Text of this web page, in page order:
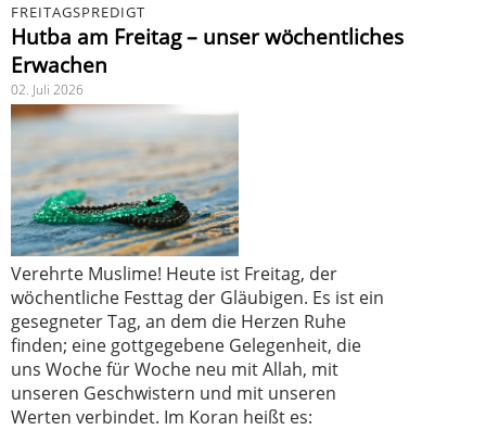
FREITAGSPREDIGT
Hutba am Freitag – unser wöchentliches
Erwachen
02. Juli 2026
Verehrte Muslime! Heute ist Freitag, der
wöchentliche Festtag der Gläubigen. Es ist ein
gesegneter Tag, an dem die Herzen Ruhe
finden; eine gottgegebene Gelegenheit, die
uns Woche für Woche neu mit Allah, mit
unseren Geschwistern und mit unseren
Werten verbindet. Im Koran heißt es: